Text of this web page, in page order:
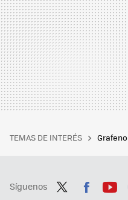
TEMAS DE INTERÉS Grafeno
Síguenos